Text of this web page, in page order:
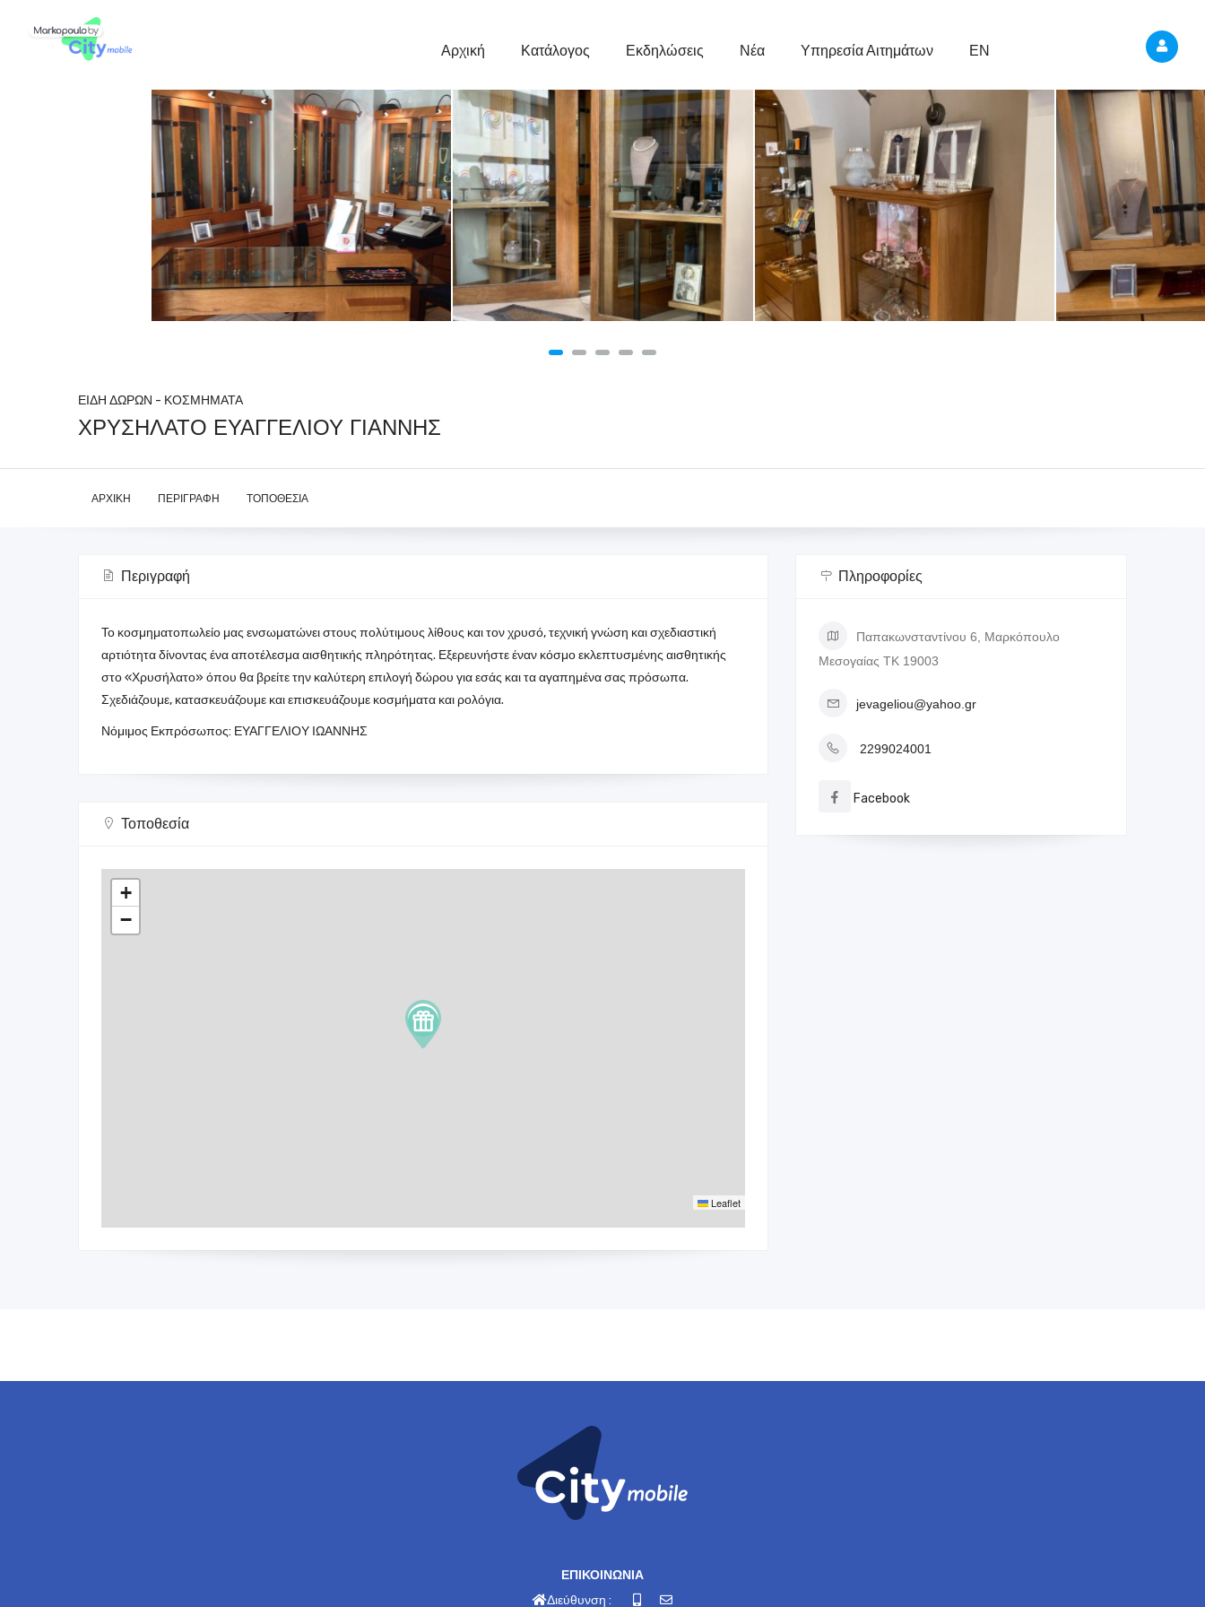
Αρχική Κατάλογος Εκδηλώσεις Νέα Υπηρεσία Αιτημάτων EN
ΕΙΔΗ ΔΩΡΩΝ - ΚΟΣΜΗΜΑΤΑ
ΧΡΥΣΗΛΑΤΟ ΕΥΑΓΓΕΛΙΟΥ ΓΙΑΝΝΗΣ
ΑΡΧΙΚΉ ΠΕΡΙΓΡΑΦΉ ΤΟΠΟΘΕΣΊΑ
Περιγραφή
Το κοσμηματοπωλείο μας ενσωματώνει στους πολύτιμους λίθους και τον χρυσό, τεχνική γνώση και σχεδιαστική
αρτιότητα δίνοντας ένα αποτέλεσμα αισθητικής πληρότητας. Εξερευνήστε έναν κόσμο εκλεπτυσμένης αισθητικής
στο «Χρυσήλατο» όπου θα βρείτε την καλύτερη επιλογή δώρου για εσάς και τα αγαπημένα σας πρόσωπα.
Σχεδιάζουμε, κατασκευάζουμε και επισκευάζουμε κοσμήματα και ρολόγια.
Νόμιμος Εκπρόσωπος: ΕΥΑΓΓΕΛΙΟΥ ΙΩΑΝΝΗΣ
Τοποθεσία
+
−
Leaflet
Πληροφορίες
Παπακωνσταντίνου 6, Μαρκόπουλο
Μεσογαίας ΤΚ 19003
jevageliou@yahoo.gr
2299024001
Facebook
ΕΠΙΚΟΙΝΩΝΙΑ
Διεύθυνση :